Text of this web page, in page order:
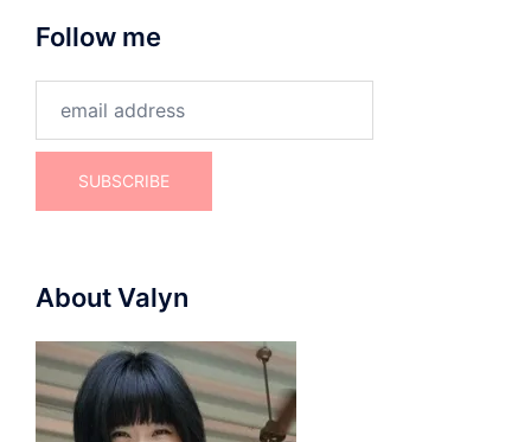
Follow me
About Valyn